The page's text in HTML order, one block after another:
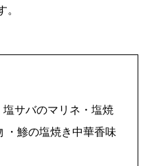
。
サバのマリネ・塩焼
・鯵の塩焼き中華香味